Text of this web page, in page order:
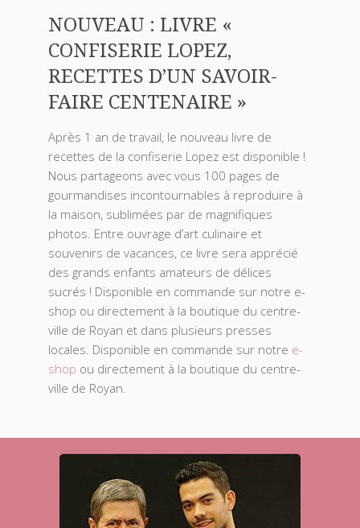
NOUVEAU : LIVRE «
CONFISERIE LOPEZ,
RECETTES D’UN SAVOIR-
FAIRE CENTENAIRE »
Après 1 an de travail, le nouveau livre de
recettes de la confiserie Lopez est disponible !
Nous partageons avec vous 100 pages de
gourmandises incontournables à reproduire à
la maison, sublimées par de magnifiques
photos. Entre ouvrage d’art culinaire et
souvenirs de vacances, ce livre sera apprécié
des grands enfants amateurs de délices
sucrés ! Disponible en commande sur notre e-
shop ou directement à la boutique du centre-
ville de Royan et dans plusieurs presses
locales. Disponible en commande sur notre e-
shop ou directement à la boutique du centre-
ville de Royan.